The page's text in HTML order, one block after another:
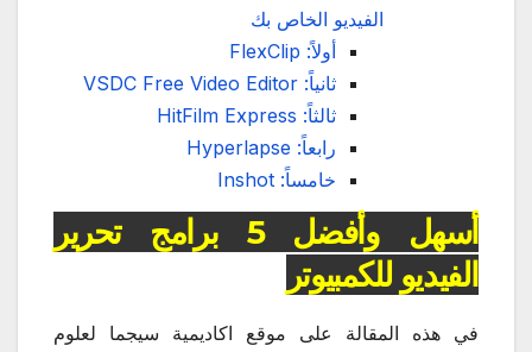
الفيديو الخاص بك
أولاً: FlexClip
ثانياً: VSDC Free Video Editor
ثالثاً: HitFilm Express
رابعاً: Hyperlapse
خامساً: Inshot
أسهل وأفضل 5 برامج تحرير
الفيديو للكمبيوتر
في هذه المقالة على موقع اكاديمية سيجما لعلوم